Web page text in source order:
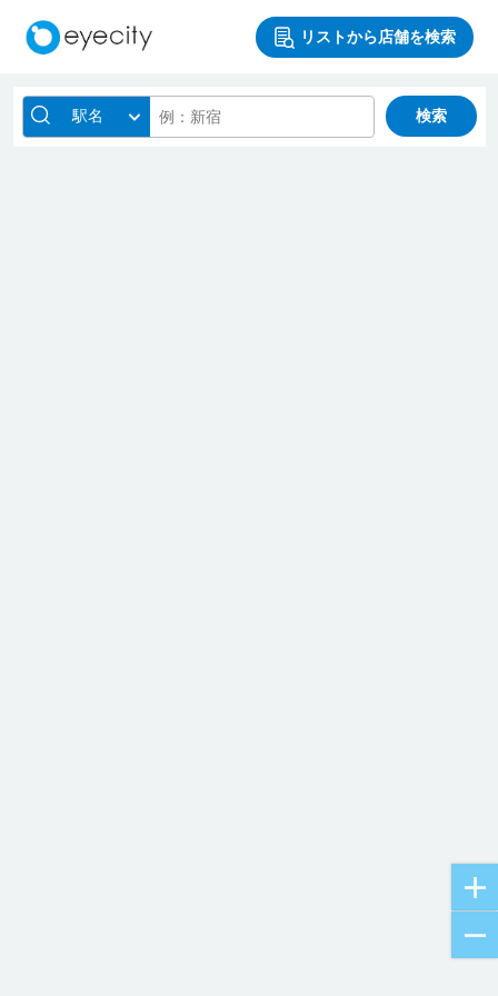
リストから店舗を検索
駅名 検索